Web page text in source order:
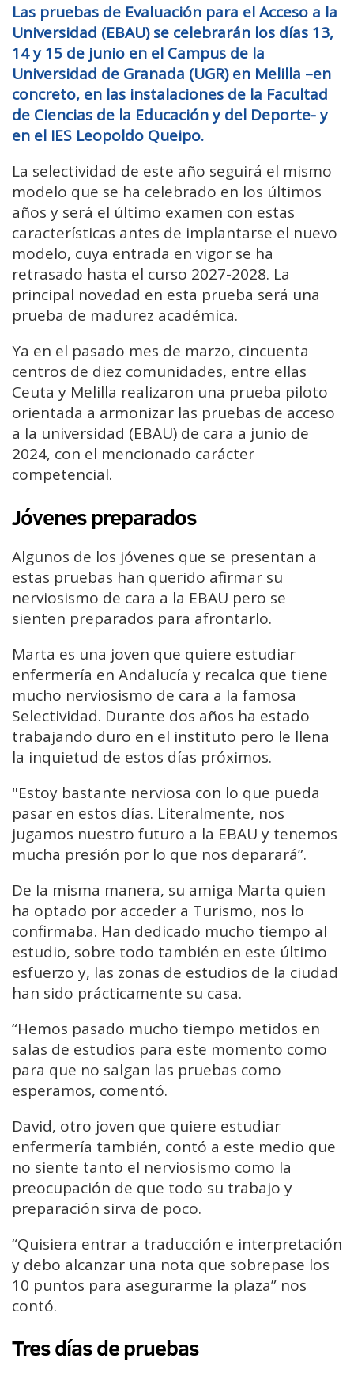
Las pruebas de Evaluación para el Acceso a la
Universidad (EBAU) se celebrarán los días 13,
14 y 15 de junio en el Campus de la
Universidad de Granada (UGR) en Melilla –en
concreto, en las instalaciones de la Facultad
de Ciencias de la Educación y del Deporte- y
en el IES Leopoldo Queipo.
La selectividad de este año seguirá el mismo
modelo que se ha celebrado en los últimos
años y será el último examen con estas
características antes de implantarse el nuevo
modelo, cuya entrada en vigor se ha
retrasado hasta el curso 2027-2028. La
principal novedad en esta prueba será una
prueba de madurez académica.
Ya en el pasado mes de marzo, cincuenta
centros de diez comunidades, entre ellas
Ceuta y Melilla realizaron una prueba piloto
orientada a armonizar las pruebas de acceso
a la universidad (EBAU) de cara a junio de
2024, con el mencionado carácter
competencial.
Jóvenes preparados
Algunos de los jóvenes que se presentan a
estas pruebas han querido afirmar su
nerviosismo de cara a la EBAU pero se
sienten preparados para afrontarlo.
Marta es una joven que quiere estudiar
enfermería en Andalucía y recalca que tiene
mucho nerviosismo de cara a la famosa
Selectividad. Durante dos años ha estado
trabajando duro en el instituto pero le llena
la inquietud de estos días próximos.
"Estoy bastante nerviosa con lo que pueda
pasar en estos días. Literalmente, nos
jugamos nuestro futuro a la EBAU y tenemos
mucha presión por lo que nos deparará”.
De la misma manera, su amiga Marta quien
ha optado por acceder a Turismo, nos lo
confirmaba. Han dedicado mucho tiempo al
estudio, sobre todo también en este último
esfuerzo y, las zonas de estudios de la ciudad
han sido prácticamente su casa.
“Hemos pasado mucho tiempo metidos en
salas de estudios para este momento como
para que no salgan las pruebas como
esperamos, comentó.
David, otro joven que quiere estudiar
enfermería también, contó a este medio que
no siente tanto el nerviosismo como la
preocupación de que todo su trabajo y
preparación sirva de poco.
“Quisiera entrar a traducción e interpretación
y debo alcanzar una nota que sobrepase los
10 puntos para asegurarme la plaza” nos
contó.
Tres días de pruebas